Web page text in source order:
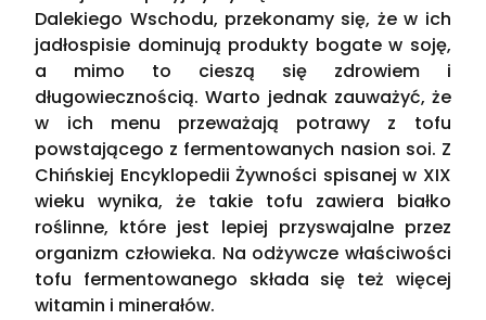
Dalekiego Wschodu, przekonamy się, że w ich
jadłospisie dominują produkty bogate w soję,
a mimo to cieszą się zdrowiem i
długowiecznością. Warto jednak zauważyć, że
w ich menu przeważają potrawy z tofu
powstającego z fermentowanych nasion soi. Z
Chińskiej Encyklopedii Żywności spisanej w XIX
wieku wynika, że takie tofu zawiera białko
roślinne, które jest lepiej przyswajalne przez
organizm człowieka. Na odżywcze właściwości
tofu fermentowanego składa się też więcej
witamin i minerałów.